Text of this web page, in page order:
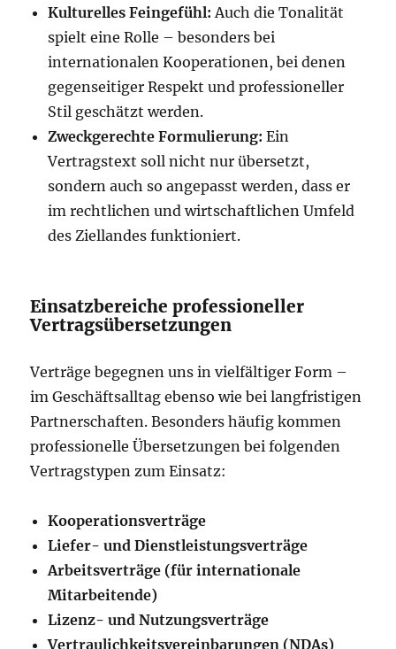
Kulturelles Feingefühl: Auch die Tonalität
spielt eine Rolle – besonders bei
internationalen Kooperationen, bei denen
gegenseitiger Respekt und professioneller
Stil geschätzt werden.
Zweckgerechte Formulierung: Ein
Vertragstext soll nicht nur übersetzt,
sondern auch so angepasst werden, dass er
im rechtlichen und wirtschaftlichen Umfeld
des Ziellandes funktioniert.
Einsatzbereiche professioneller
Vertragsübersetzungen
Verträge begegnen uns in vielfältiger Form –
im Geschäftsalltag ebenso wie bei langfristigen
Partnerschaften. Besonders häufig kommen
professionelle Übersetzungen bei folgenden
Vertragstypen zum Einsatz:
Kooperationsverträge
Liefer- und Dienstleistungsverträge
Arbeitsverträge (für internationale
Mitarbeitende)
Lizenz- und Nutzungsverträge
Vertraulichkeitsvereinbarungen (NDAs)